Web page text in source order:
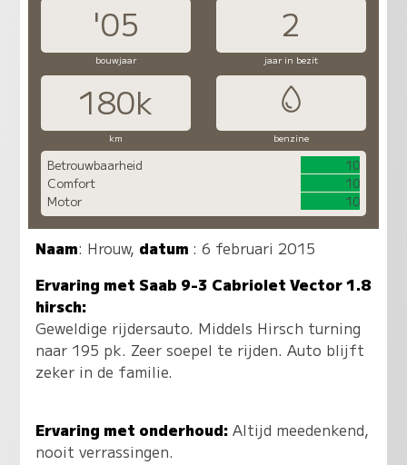
'05 2
bouwjaar jaar in bezit
180k
km benzine
Betrouwbaarheid
10
Comfort
10
Motor
10
Naam: Hrouw, datum : 6 februari 2015
Ervaring met Saab 9-3 Cabriolet Vector 1.8
hirsch:
Geweldige rijdersauto. Middels Hirsch turning
naar 195 pk. Zeer soepel te rijden. Auto blijft
zeker in de familie.
Ervaring met onderhoud: Altijd meedenkend,
nooit verrassingen.